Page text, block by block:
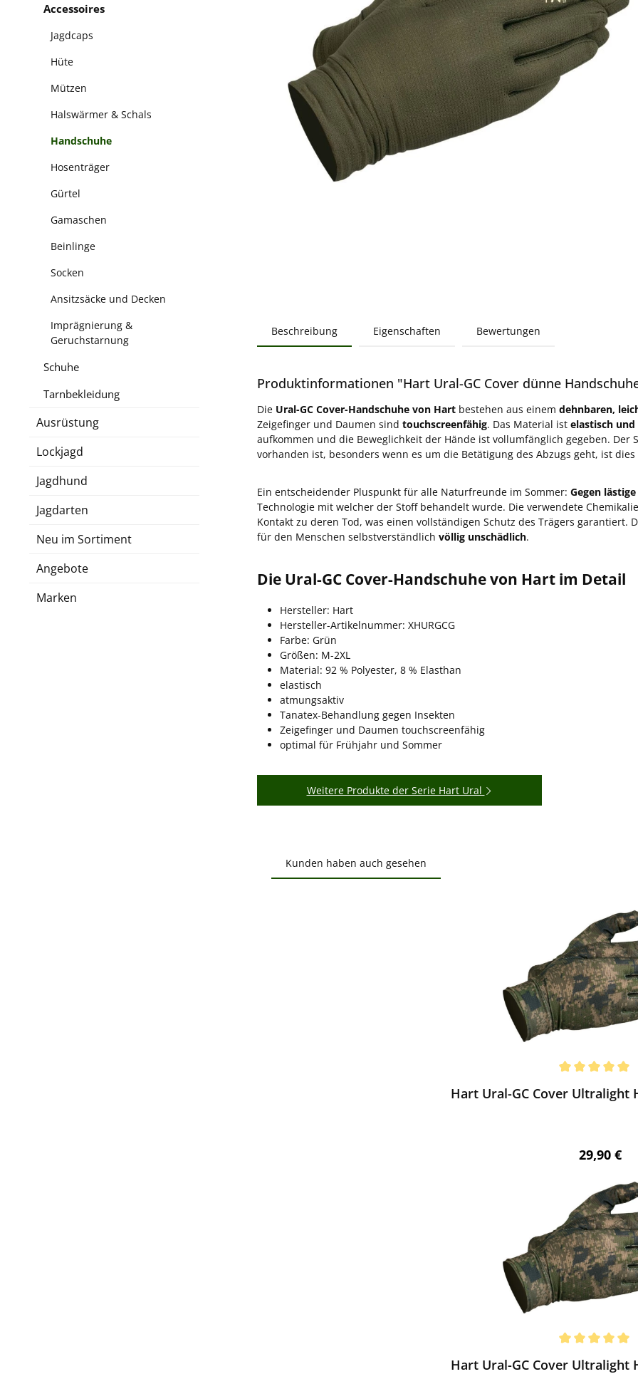
Accessoires
Jagdcaps
Hüte
Mützen
Halswärmer & Schals
Handschuhe
Hosenträger
Gürtel
Gamaschen
Beinlinge
Socken
Ansitzsäcke und Decken
Imprägnierung &
Geruchstarnung
Schuhe
Tarnbekleidung
Ausrüstung
Lockjagd
Jagdhund
Jagdarten
Neu im Sortiment
Angebote
Marken
Beschreibung Eigenschaften Bewertungen
Produktinformationen "Hart Ural-GC Cover dünne
Die Ural-GC Cover-Handschuhe von Hart bestehen aus einem dehnbaren,
Zeigefinger und Daumen sind touchscreenfähig. Das Material ist elastisch
aufkommen und die Beweglichkeit der Hände ist vollumfänglich gegeben. Der
vorhanden ist, besonders wenn es um die Betätigung des Abzugs geht, ist
Ein entscheidender Pluspunkt für alle Naturfreunde im Sommer: Gegen
Technologie mit welcher der Stoff behandelt wurde. Die verwendete
Kontakt zu deren Tod, was einen vollständigen Schutz des Trägers
für den Menschen selbstverständlich völlig unschädlich.
Die Ural-GC Cover-Handschuhe von Hart im Detail
Hersteller: Hart
Hersteller-Artikelnummer: XHURGCG
Farbe: Grün
Größen: M-2XL
Material: 92 % Polyester, 8 % Elasthan
elastisch
atmungsaktiv
Tanatex-Behandlung gegen Insekten
Zeigefinger und Daumen touchscreenfähig
optimal für Frühjahr und Sommer
Weitere Produkte der Serie Hart Ural
Kunden haben auch gesehen
Hart Ural-GC Cover Ultralight
Regulärer
29,90 €
Hart Ural-GC Cover Ultralight